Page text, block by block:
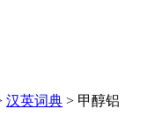
汉英词典 > 甲醇铝